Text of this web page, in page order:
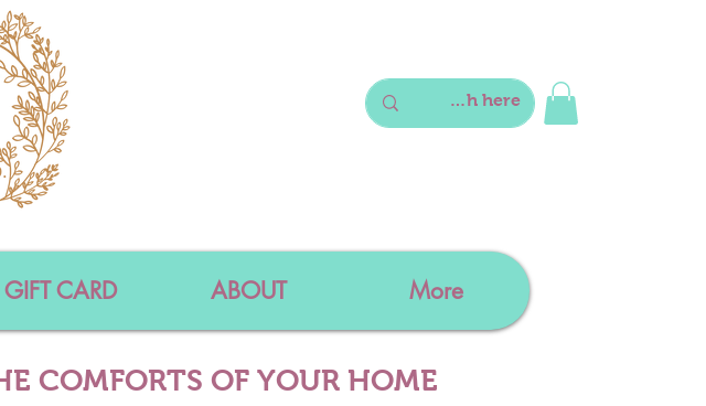
GIFT CARD ABOUT More
COMFORTS OF YOUR HOME